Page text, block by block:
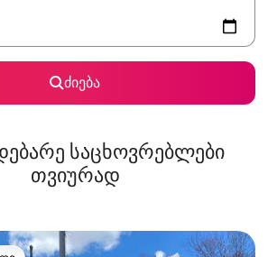
ძიება
საცხოვრებლები
თვიურად